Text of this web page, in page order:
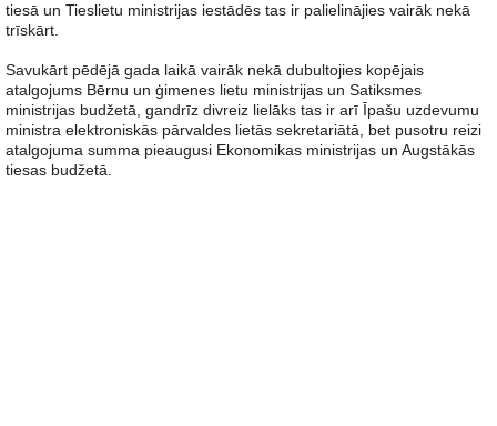
tiesā un Tieslietu ministrijas iestādēs tas ir palielinājies vairāk nekā
trīskārt.
Savukārt pēdējā gada laikā vairāk nekā dubultojies kopējais
atalgojums Bērnu un ģimenes lietu ministrijas un Satiksmes
ministrijas budžetā, gandrīz divreiz lielāks tas ir arī Īpašu uzdevumu
ministra elektroniskās pārvaldes lietās sekretariātā, bet pusotru reizi
atalgojuma summa pieaugusi Ekonomikas ministrijas un Augstākās
tiesas budžetā.